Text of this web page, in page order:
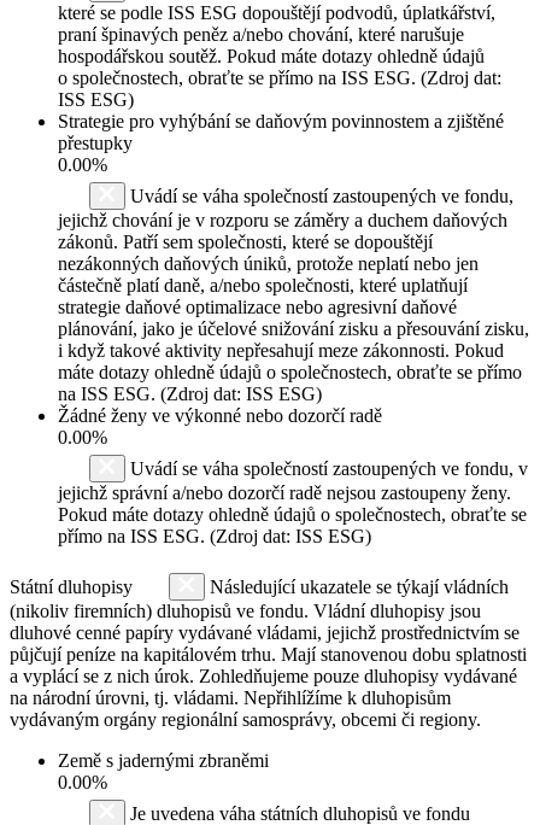
které se podle ISS ESG dopouštějí podvodů, úplatkářství,
praní špinavých peněz a/nebo chování, které narušuje
hospodářskou soutěž. Pokud máte dotazy ohledně údajů
o společnostech, obraťte se přímo na ISS ESG. (Zdroj dat:
ISS ESG)
Strategie pro vyhýbání se daňovým povinnostem a zjištěné
přestupky
0.00%
Uvádí se váha společností zastoupených ve fondu,
jejichž chování je v rozporu se záměry a duchem daňových
zákonů. Patří sem společnosti, které se dopouštějí
nezákonných daňových úniků, protože neplatí nebo jen
částečně platí daně, a/nebo společnosti, které uplatňují
strategie daňové optimalizace nebo agresivní daňové
plánování, jako je účelové snižování zisku a přesouvání zisku,
i když takové aktivity nepřesahují meze zákonnosti. Pokud
máte dotazy ohledně údajů o společnostech, obraťte se přímo
na ISS ESG. (Zdroj dat: ISS ESG)
Žádné ženy ve výkonné nebo dozorčí radě
0.00%
Uvádí se váha společností zastoupených ve fondu, v
jejichž správní a/nebo dozorčí radě nejsou zastoupeny ženy.
Pokud máte dotazy ohledně údajů o společnostech, obraťte se
přímo na ISS ESG. (Zdroj dat: ISS ESG)
Státní dluhopisy
Následující ukazatele se týkají vládních
(nikoliv firemních) dluhopisů ve fondu. Vládní dluhopisy jsou
dluhové cenné papíry vydávané vládami, jejichž prostřednictvím se
půjčují peníze na kapitálovém trhu. Mají stanovenou dobu splatnosti
a vyplácí se z nich úrok. Zohledňujeme pouze dluhopisy vydávané
na národní úrovni, tj. vládami. Nepřihlížíme k dluhopisům
vydávaným orgány regionální samosprávy, obcemi či regiony.
Země s jadernými zbraněmi
0.00%
Je uvedena váha státních dluhopisů ve fondu